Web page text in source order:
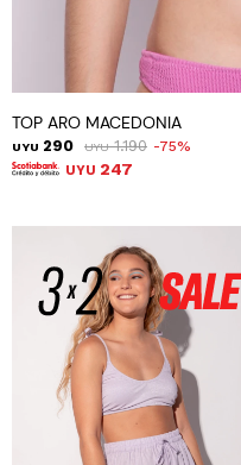
TOP ARO MACEDONIA
UYU 290 UYU 1.190 75
UYU 247